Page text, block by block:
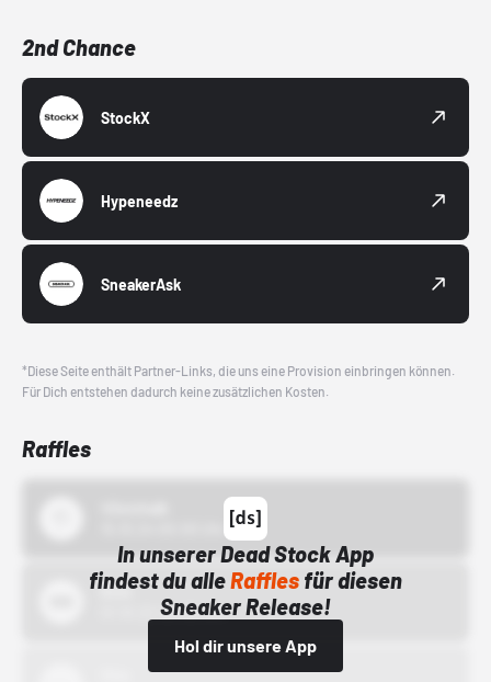
2nd Chance
StockX
Hypeneedz
SneakerAsk
*Diese Seite enthält Partner-Links, die uns eine Provision einbringen können.
Für Dich entstehen dadurch keine zusätzlichen Kosten.
Raffles
In unserer Dead Stock App
findest du alleRafflesfür diesen
Sneaker Release!
Hol dir unsere App
Bstn
01.10.22 00:00 Uhr